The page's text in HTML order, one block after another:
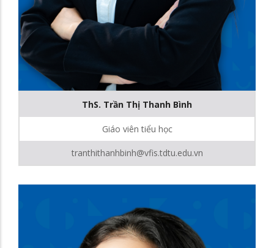
ThS. Trần Thị Thanh Bình
Giáo viên tiểu học
tranthithanhbinh@vfis.tdtu.edu.vn